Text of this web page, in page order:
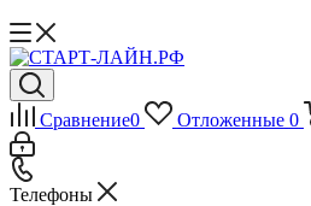
Сравнение0 Отложенные 0
Телефоны